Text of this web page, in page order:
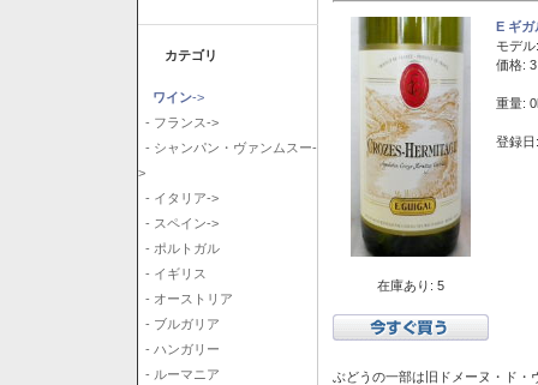
カテゴリ
ワイン->
- フランス->
- シャンパン・ヴァンムスー-
>
- イタリア->
- スペイン->
- ポルトガル
- イギリス
- オーストリア
- ブルガリア
- ハンガリー
- ルーマニア
在庫あり: 5
E ギ
モデル:
価格:
重量:
登録
ぶどうの一部は旧ドメーヌ・ド・